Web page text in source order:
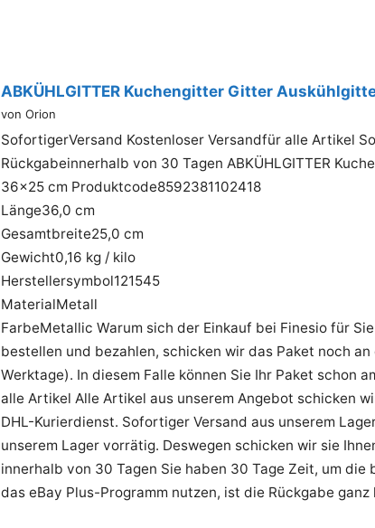
ABKÜHLGITTER Kuchengitter Gitter
von Orion
SofortigerVersand Kostenloser Versandfür alle Artikel
Rückgabeinnerhalb von 30 Tagen ABKÜHLGITTER
36x25 cm Produktcode8592381102418
Länge36,0 cm
Gesamtbreite25,0 cm
Gewicht0,16 kg / kilo
Herstellersymbol121545
MaterialMetall
FarbeMetallic Warum sich der Einkauf bei Finesio für
bestellen und bezahlen, schicken wir das Paket noch
Werktage). In diesem Falle können Sie Ihr Paket schon
alle Artikel Alle Artikel aus unserem Angebot schicken
DHL-Kurierdienst. Sofortiger Versand aus unserem
unserem Lager vorrätig. Deswegen schicken wir sie
innerhalb von 30 Tagen Sie haben 30 Tage Zeit, um
das eBay Plus-Programm nutzen, ist die Rückgabe ganz